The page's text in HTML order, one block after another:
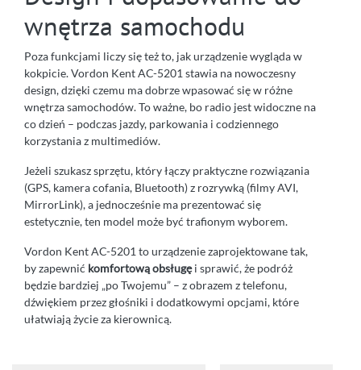
wnętrza samochodu
Poza funkcjami liczy się też to, jak urządzenie wygląda w
kokpicie. Vordon Kent AC-5201 stawia na nowoczesny
design, dzięki czemu ma dobrze wpasować się w różne
wnętrza samochodów. To ważne, bo radio jest widoczne na
co dzień – podczas jazdy, parkowania i codziennego
korzystania z multimediów.
Jeżeli szukasz sprzętu, który łączy praktyczne rozwiązania
(GPS, kamera cofania, Bluetooth) z rozrywką (filmy AVI,
MirrorLink), a jednocześnie ma prezentować się
estetycznie, ten model może być trafionym wyborem.
Vordon Kent AC-5201 to urządzenie zaprojektowane tak,
by zapewnić komfortową obsługęi sprawić, że podróż
będzie bardziej „po Twojemu” – z obrazem z telefonu,
dźwiękiem przez głośniki i dodatkowymi opcjami, które
ułatwiają życie za kierownicą.